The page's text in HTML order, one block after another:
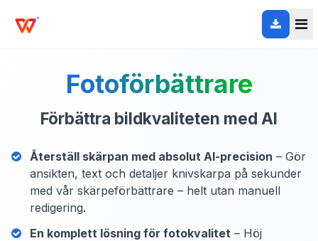
Fotoförbättrare
Förbättra bildkvaliteten med AI
Återställ skärpan med absolut AI-precision – Gör
ansikten, text och detaljer knivskarpa på sekunder
med vår skärpeförbättrare – helt utan manuell
redigering.
En komplett lösning för fotokvalitet – Höj